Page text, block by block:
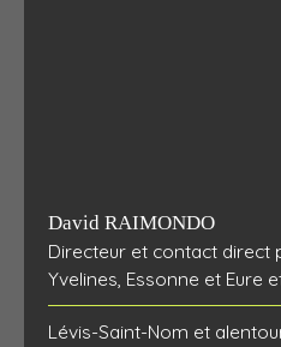
David RAIMONDO
Directeur et contact direct
Yvelines, Essonne et Eure
Lévis-Saint-Nom et